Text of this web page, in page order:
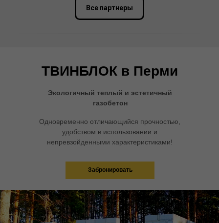
Все партнеры
ТВИНБЛОК в Перми
Экологичный теплый и эстетичный
газобетон
Забронировать
Одновременно отличающийся прочностью,
удобством в использовании и
непревзойденными характеристиками!